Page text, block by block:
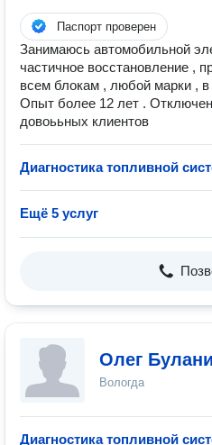
Паспорт проверен
Занимаюсь автомобильной
частичное восстановление ,
всем блокам , любой марки , в
Опыт более 12 лет .
довоььных клиентов
Диагностика топливной
Ещё 5 услуг
Олег
Вологда
Диагностика топливной